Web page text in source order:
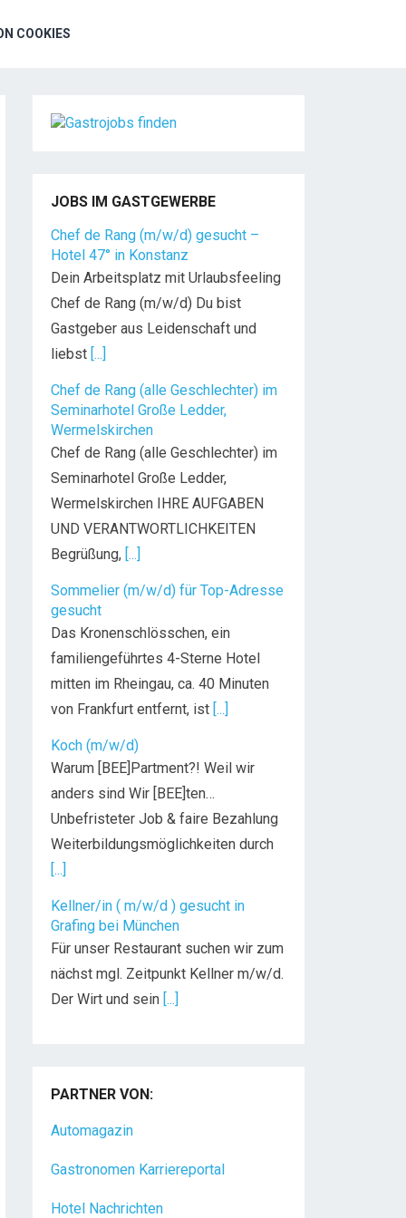
COOKIES
JOBS IM GASTGEWERBE
Chef de Rang (m/w/d) gesucht –
Hotel 47° in Konstanz
Dein Arbeitsplatz mit Urlaubsfeeling
Chef de Rang (m/w/d) Du bist
Gastgeber aus Leidenschaft und
liebst [...]
Chef de Rang (alle Geschlechter) im
Seminarhotel Große Ledder,
Wermelskirchen
Chef de Rang (alle Geschlechter) im
Seminarhotel Große Ledder,
Wermelskirchen IHRE AUFGABEN
UND VERANTWORTLICHKEITEN
Begrüßung, [...]
Sommelier (m/w/d) für Top-Adresse
gesucht
Das Kronenschlösschen, ein
familiengeführtes 4-Sterne Hotel
mitten im Rheingau, ca. 40 Minuten
von Frankfurt entfernt, ist [...]
Koch (m/w/d)
Warum [BEE]Partment?! Weil wir
anders sind Wir [BEE]ten…
Unbefristeter Job & faire Bezahlung
Weiterbildungsmöglichkeiten durch
[...]
Kellner/in ( m/w/d ) gesucht in
Grafing bei München
Für unser Restaurant suchen wir zum
nächst mgl. Zeitpunkt Kellner m/w/d.
Der Wirt und sein [...]
PARTNER VON:
Automagazin
Gastronomen Karriereportal
Hotel Nachrichten